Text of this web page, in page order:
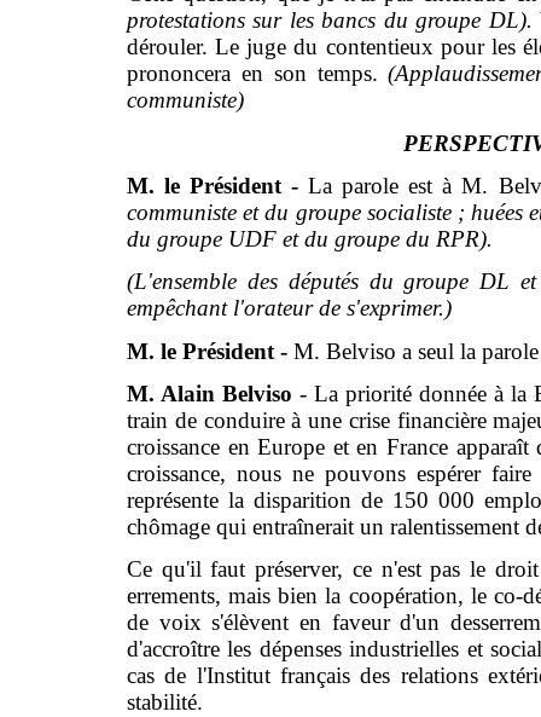
protestations sur les bancs du groupe DL).
dérouler. Le juge du contentieux pour les
prononcera en son temps.
communiste)
M. le Président -La parole est à M.
communiste et du groupe socialiste ; huées
du groupe UDF et du groupe du RPR).
(L'ensemble des députés du groupe
empêchant l'orateur de s'exprimer.)
M. le Président - M. Belviso a seul la
M. Alain Belviso - La priorité donnée à la
train de conduire à une crise financière
croissance en Europe et en France
croissance, nous ne pouvons espérer
représente la disparition de 150 000
chômage qui entraînerait un ralentissement
Ce qu'il faut préserver, ce n'est pas le
errements, mais bien la coopération, le co-
de voix s'élèvent en faveur d'un
d'accroître les dépenses industrielles et
cas de l'Institut français des relations
stabilité.